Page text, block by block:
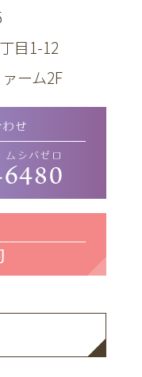
目1-12
ーム2F
せ
6480
ムシバゼロ